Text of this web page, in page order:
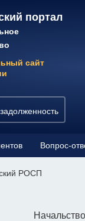
портал
сайт
Вопрос-
РОСП